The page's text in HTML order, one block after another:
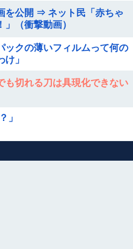
を公開 ⇒ ネット民「赤ちゃ
（衝撃動画）
ックの薄いフィルムって何の
」
も切れる刀は具現化できない
」